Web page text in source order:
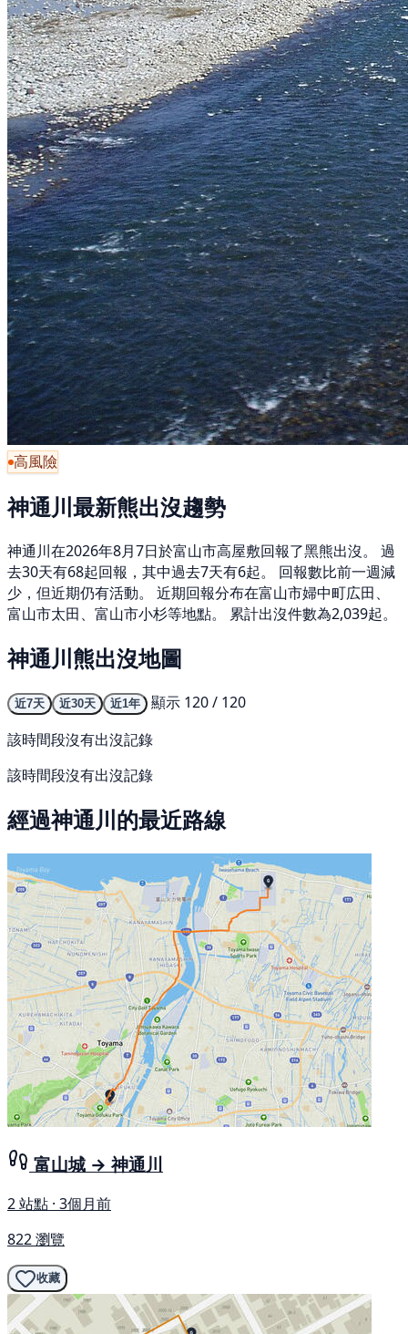
高風險
神通川最新熊出沒趨勢
神通川在2026年8月7日於富山市高屋敷回報了黑熊出沒。 過
去30天有68起回報，其中過去7天有6起。 回報數比前一週減
少，但近期仍有活動。 近期回報分布在富山市婦中町広田、
富山市太田、富山市小杉等地點。 累計出沒件數為2,039起。
神通川熊出沒地圖
近7天 近30天 近1年
顯示 120 / 120
該時間段沒有出沒記錄
該時間段沒有出沒記錄
經過神通川的最近路線
富山城 → 神通川
2 站點 · 3個月前
822 瀏覽
收藏